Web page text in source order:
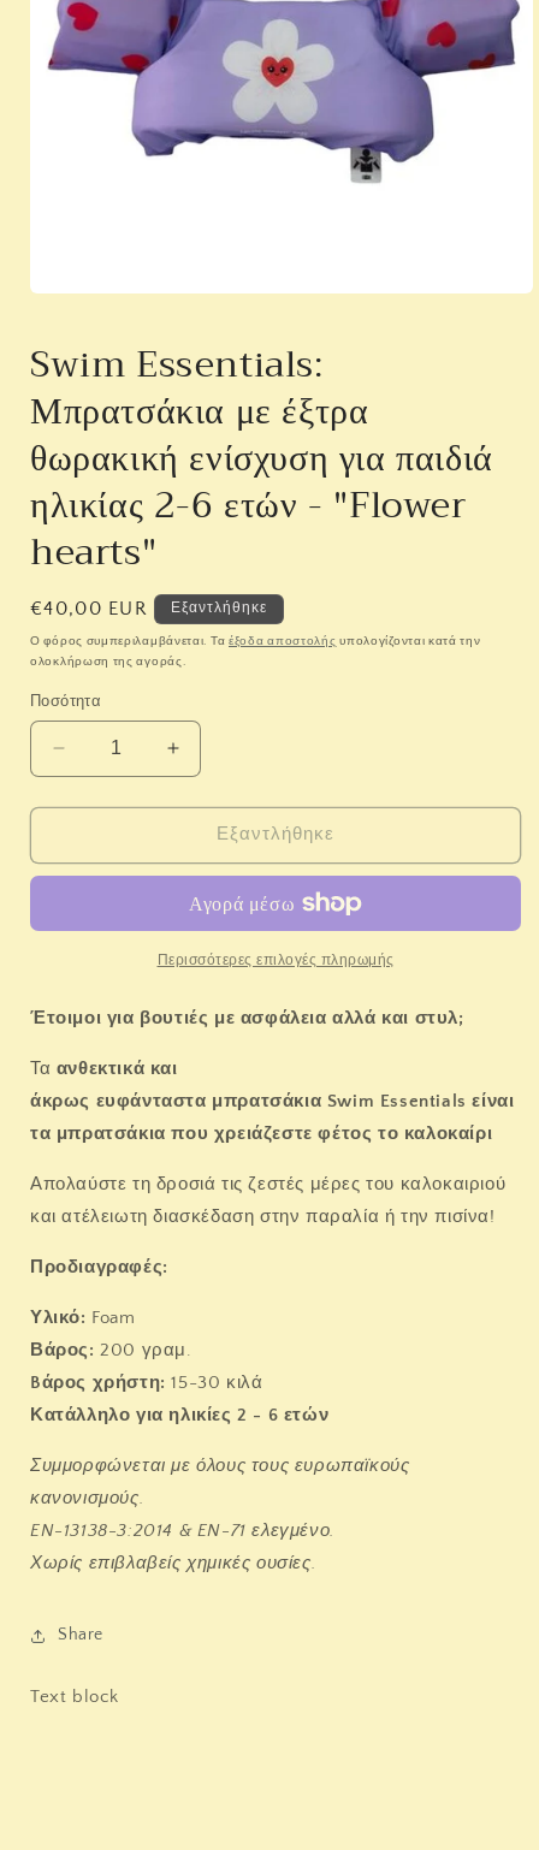
στο
βοηθητικό
Swim Essentials:
Μπρατσάκια με έξτρα
θωρακική ενίσχυση για παιδιά
ηλικίας 2-6 ετών - "Flower
hearts"
Κανονική
τιμή
€40,00 EUR Εξαντλήθηκε
Ο φόρος συμπεριλαμβάνεται. Τα έξοδα αποστολής υπολογίζονται κατά την
ολοκλήρωση της αγοράς.
Ποσότητα
Μείωση
ποσότητας
για
Essentials:
έξτρα
για
ηλικίας
6
ετών
&quot;Flower
hearts&quot;
Αύξηση
ποσότητας
για
Swim
Essentials:
με
έξτρα
θωρακική
για
ηλικίας
6
ετών
&quot;Flower
hearts&quot;
Εξαντλήθηκε
Περισσότερες επιλογές πληρωμής
Έτοιμοι για βουτιές με ασφάλεια αλλά και στυλ;
Τα ανθεκτικά και
άκρως ευφάνταστα μπρατσάκια Swim Essentials είναι
τα μπρατσάκια που χρειάζεστε φέτος το καλοκαίρι
Απολαύστε τη δροσιά τις ζεστές μέρες του καλοκαιριού
και ατέλειωτη διασκέδαση στην παραλία ή την πισίνα!
Προδιαγραφές:
Υλικό: Foam
Βάρος: 200 γραμ.
Bάρος χρήστη: 15-30 κιλά
Κατάλληλο για ηλικίες 2 - 6 ετών
Συμμορφώνεται με όλους τους ευρωπαϊκούς
κανονισμούς.
EN-13138-3:2014 & EN-71 ελεγμένο.
Χωρίς επιβλαβείς χημικές ουσίες.
Share
Text block